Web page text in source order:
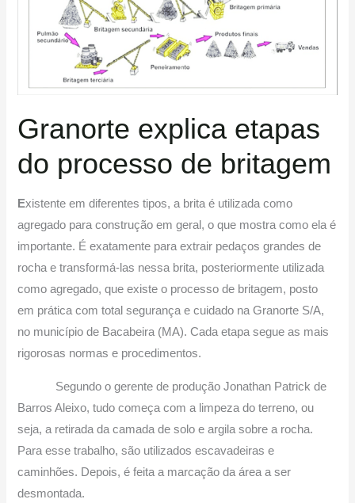
Granorte explica etapas
do processo de britagem
Existente em diferentes tipos, a brita é utilizada como
agregado para construção em geral, o que mostra como ela é
importante. É exatamente para extrair pedaços grandes de
rocha e transformá-las nessa brita, posteriormente utilizada
como agregado, que existe o processo de britagem, posto
em prática com total segurança e cuidado na Granorte S/A,
no município de Bacabeira (MA). Cada etapa segue as mais
rigorosas normas e procedimentos.
Segundo o gerente de produção Jonathan Patrick de
Barros Aleixo, tudo começa com a limpeza do terreno, ou
seja, a retirada da camada de solo e argila sobre a rocha.
Para esse trabalho, são utilizados escavadeiras e
caminhões. Depois, é feita a marcação da área a ser
desmontada.
britagem